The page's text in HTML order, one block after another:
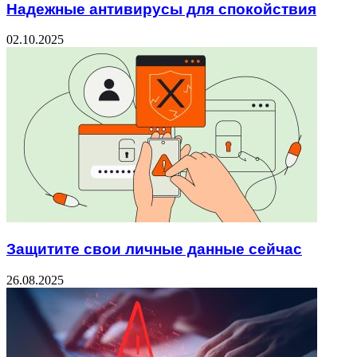
Надежные антивирусы для спокойствия
02.10.2025
Защитите свои личные данные сейчас
26.08.2025